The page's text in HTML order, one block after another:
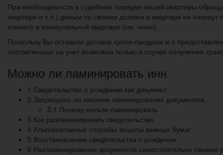
При необходимости в судебном порядке вашей квартиры
квартире и т п.) деньги со своими долями в квартире не
комнату в коммунальной квартире (см. ниже).
Поскольку Вы оставили договор купли-продажи и о
поставленных на учет возможна только в случае получения
Можно ли ламинировать инн
1 Свидетельство о рождении как документ
2 Запрещено ли законом ламинирование документов
2.1 Почему нельзя ламинировать
3 Как разламинировать свидетельство
4 Альтернативные способы защиты важных бумаг
5 Восстановление свидетельства о рождении
6 Разламинирование документов самостоятельно своими